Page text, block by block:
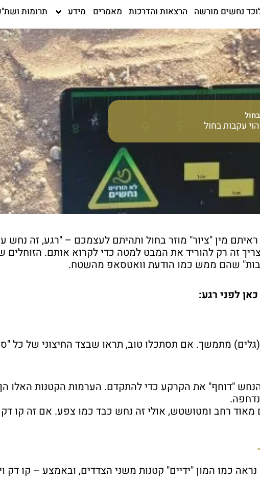
נחשים מורשה הרצאות והדרכות מאמרים מידע תרומות
עקבות בחול
מין "ציור" מוזר בחול ותהיתם לעצמכם – "רגע, זה
זה רק להוריד את המבט למטה כדי לקרוא אותם. הזוחלים
שהם ממש כמו הודעת וואטסאפ מהשטח.
לפני רגע:
מתמשך. אם תסתכלו טוב, תראו שבצד החיצוני של כל
"דוחף" את הקרקע כדי להתקדם. הערמות הקטנות האלו
רחב ומטושטש, אולי זה נחש כבד כמו צפע. אם זה קו דק
כמו המון "ידיים" קטנות משני הצדדים, ובאמצע – קו דק